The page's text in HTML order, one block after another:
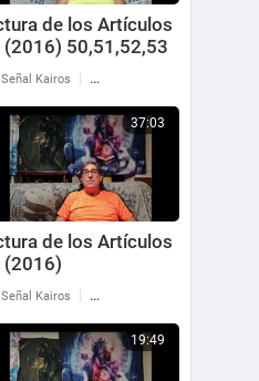
de los Artículos
(2016) 50,51,52,53
Señal Kairos | 59 Reproducciones
37:03
de los Artículos
(2016)
Señal Kairos | 32 Reproducciones
19:49